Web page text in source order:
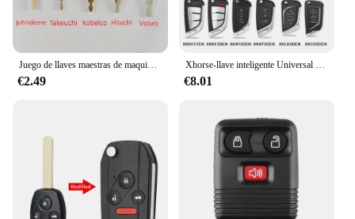
Juego de llaves maestras de maquinaria de 10 piezas, para excavadora Kubota Komatsu Kobelco Volvo JCB Johndeere Hitachi Caterpillar Takeuchi LucasMachinery
€2.49
Xhorse-llave inteligente Universal VVDI, cable inalámbrico, Super XS, XS, XN, XK, mando a distancia XM38 para VVDI2 VVDI, herramienta Mini o Max Pro, versión en inglés
€8.01